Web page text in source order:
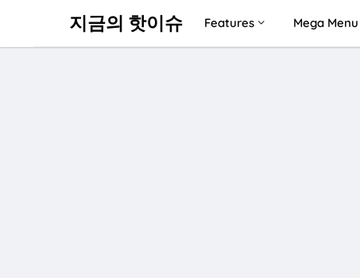
지금의 핫이슈 Features Mega Menu